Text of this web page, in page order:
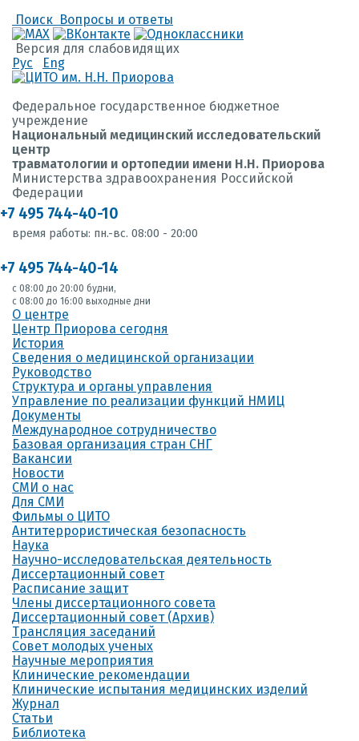
Поиск Вопросы и ответы
Версия для слабовидящих
Рус
Eng
Федеральное государственное бюджетное
учреждение
Национальный медицинский исследовательский
центр
травматологии и ортопедии имени Н.Н. Приорова
Министерства здравоохранения Российской
Федерации
+7 495 744-40-10
время работы: пн.-вс. 08:00 - 20:00
+7 495 744-40-14
с 08:00 до 20:00 будни,
с 08:00 до 16:00 выходные дни
О центре
Центр Приорова сегодня
История
Сведения о медицинской организации
Руководство
Структура и органы управления
Управление по реализации функций НМИЦ
Документы
Международное сотрудничество
Базовая организация стран СНГ
Вакансии
Новости
СМИ о нас
Для СМИ
Фильмы о ЦИТО
Антитеррористическая безопасность
Наука
Научно-исследовательская деятельность
Диссертационный совет
Расписание защит
Члены диссертационного совета
Диссертационный совет (Архив)
Трансляция заседаний
Совет молодых ученых
Научные мероприятия
Клинические рекомендации
Клинические испытания медицинских изделий
Журнал
Статьи
Библиотека